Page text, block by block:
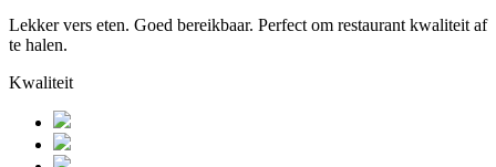
Lekker vers eten. Goed bereikbaar. Perfect om restaurant kwaliteit af
te halen.
Kwaliteit